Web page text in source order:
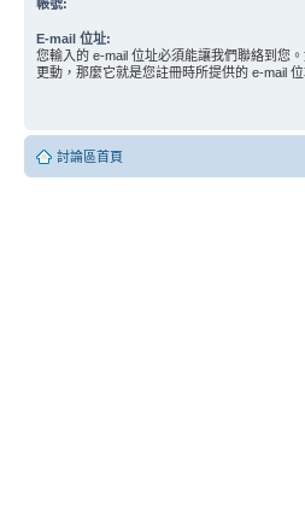
帳號:
E-mail 位址:
您輸入的 e-mail 位址必須能讓我們聯絡到您
更動，那麼它就是您註冊時所提供的 e-mail 位
討論區首頁